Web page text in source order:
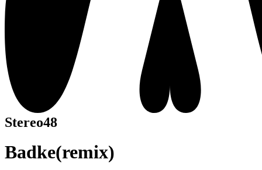
Stereo48
Badke(remix)